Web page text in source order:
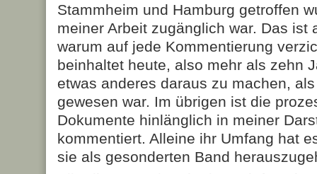
Stammheim und Hamburg getroffen
meiner Arbeit zugänglich war. Das ist
warum auf jede Kommentierung
beinhaltet heute, also mehr als zehn
etwas anderes daraus zu machen,
gewesen war. Im übrigen ist die
Dokumente hinlänglich in meiner
kommentiert. Alleine ihr Umfang hat
sie als gesonderten Band